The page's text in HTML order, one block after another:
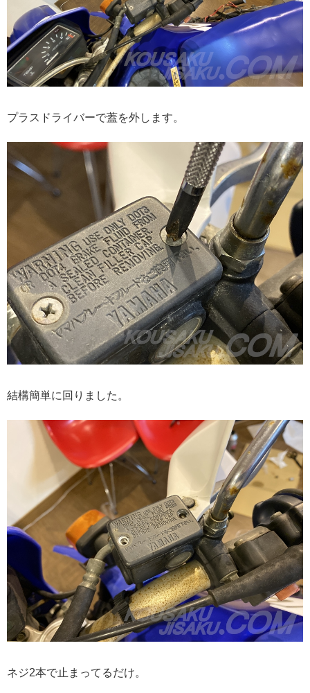
プラスドライバーで蓋を外します。
結構簡単に回りました。
ネジ2本で止まってるだけ。